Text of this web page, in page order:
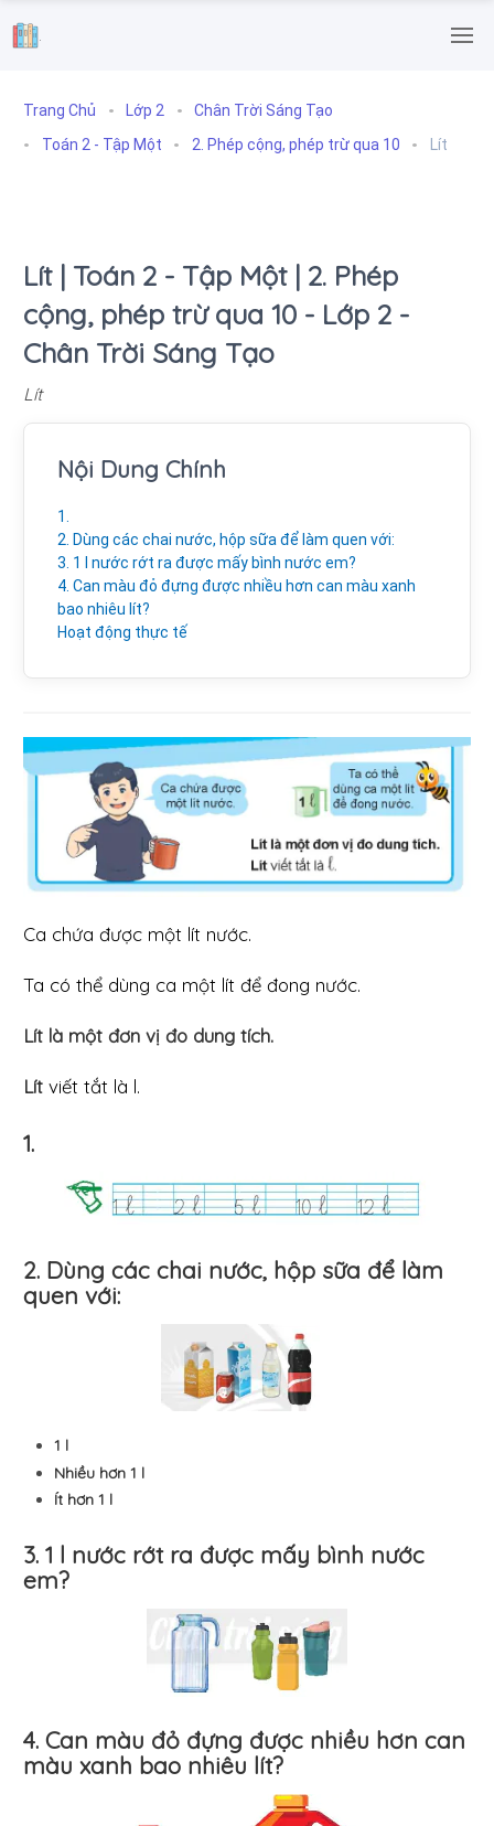
.
Trang Chủ Lớp 2
Chân Trời Sáng Tạo
Toán 2 - Tập Một
2. Phép cộng, phép trừ qua 10 Lít
Lít | Toán 2 - Tập Một | 2. Phép
cộng, phép trừ qua 10 - Lớp 2 -
Chân Trời Sáng Tạo
Lít
Nội Dung Chính
1.
2. Dùng các chai nước, hộp sữa để làm quen với:
3. 1 l nước rớt ra được mấy bình nước em?
4. Can màu đỏ đựng được nhiều hơn can màu xanh
bao nhiêu lít?
Hoạt động thực tế
Ca chứa được một lít nước.
Ta có thể dùng ca một lít để đong nước.
Lít là một đơn vị đo dung tích.
Lít viết tắt là l.
1.
2. Dùng các chai nước, hộp sữa để làm
quen với:
1 l
Nhiều hơn 1 l
Ít hơn 1 l
3. 1 l nước rớt ra được mấy bình nước
em?
4. Can màu đỏ đựng được nhiều hơn can
màu xanh bao nhiêu lít?